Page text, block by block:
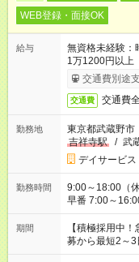
WEB登録・面接OK
給与
無資格未経験
1万1200円以上
交通費別途
交通費 交通費
勤務地
東京都武蔵野市
吉祥寺駅
/ 武
デイサービ
勤務時間
9:00～18:00（休憩60分） ■ご希望があ
早番 7:00～16:00 遅番
い」 「余裕を
たくない」 など、
の方へ 今ご覧
の勤務時間。
期間
【積極採用中
募から最短2～3